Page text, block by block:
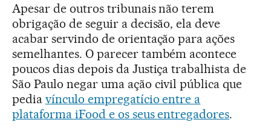
Apesar de outros tribunais não terem
obrigação de seguir a decisão, ela deve
acabar servindo de orientação para ações
semelhantes. O parecer também acontece
poucos dias depois da Justiça trabalhista de
São Paulo negar uma ação civil pública que
pedia vínculo empregatício entre a
plataforma iFood e os seus entregadores.